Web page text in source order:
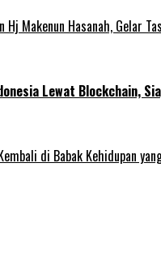
Makenun Hasanah, Gelar
Lewat Blockchain,
di Babak Kehidupan